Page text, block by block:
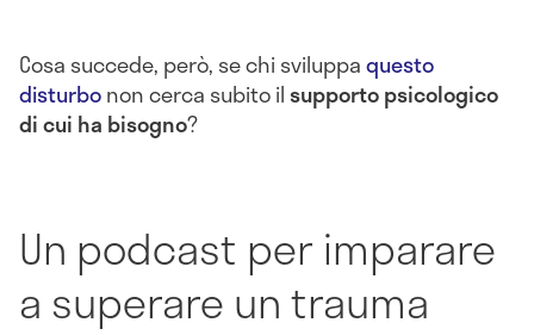
Cosa succede, però, se chi sviluppaquesto
disturbonon cerca subito ilsupporto psicologico
di cui ha bisogno?
Un podcast per imparare
a superare un trauma